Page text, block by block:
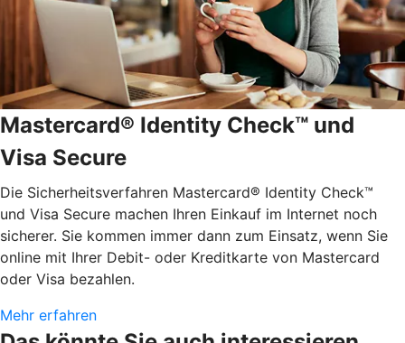
Mastercard® Identity Check™ und
Visa Secure
Die Sicherheitsverfahren Mastercard® Identity Check™
und Visa Secure machen Ihren Einkauf im Internet noch
sicherer. Sie kommen immer dann zum Einsatz, wenn Sie
online mit Ihrer Debit- oder Kreditkarte von Mastercard
oder Visa bezahlen.
Mehr erfahren